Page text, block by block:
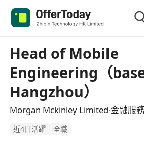
Head of Mobile
Engineering（
Hangzhou）
Morgan Mckinley Limited·金融服務
近4日活躍 全職